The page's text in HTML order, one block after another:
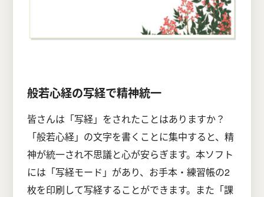
般若心経の写経で精神統一
皆さんは「写経」をされたことはありますか？
「般若心経」の文字を書くことに集中すると、精
神が統一され不思議と心が安らぎます。本ソフト
には「写経モード」があり、お手本・練習帳の2
枚を印刷して写経することができます。また「課